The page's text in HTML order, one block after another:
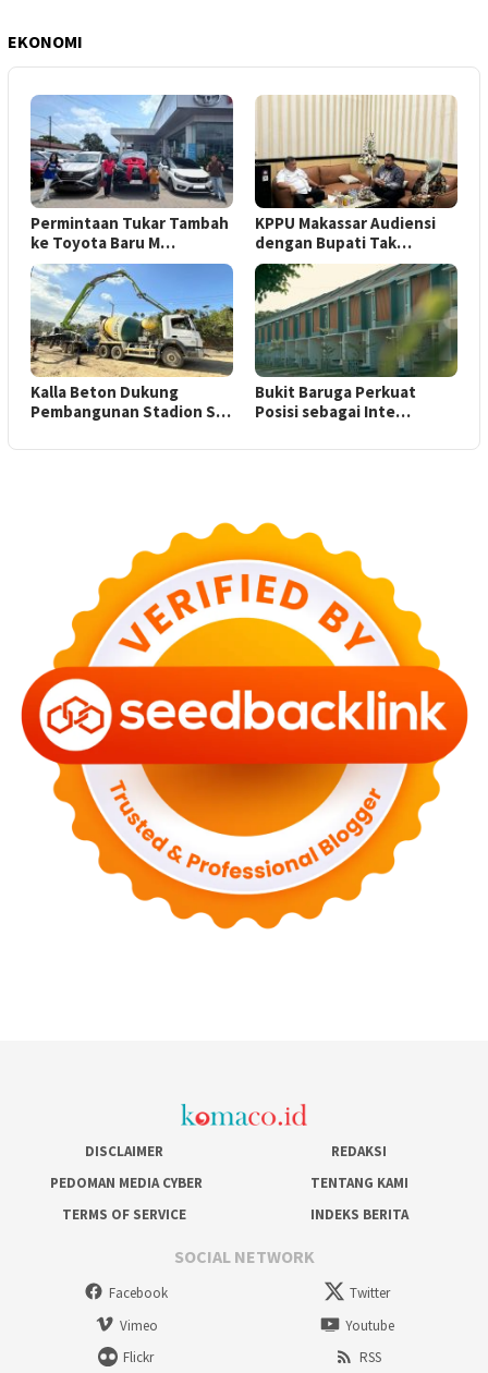
EKONOMI
Permintaan Tukar Tambah
ke Toyota Baru M…
KPPU Makassar Audiensi
dengan Bupati Tak…
Kalla Beton Dukung
Pembangunan Stadion S…
Bukit Baruga Perkuat
Posisi sebagai Inte…
DISCLAIMER
REDAKSI
PEDOMAN MEDIA CYBER
TENTANG KAMI
TERMS OF SERVICE
INDEKS BERITA
SOCIAL NETWORK
Facebook
Twitter
Vimeo
Youtube
Flickr
RSS